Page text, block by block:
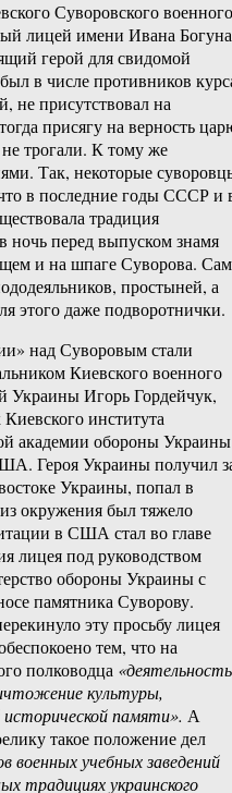
Суворовского военного
лицей имени Ивана Богуна
герой для свидомой
в числе противников
не присутствовал на
присягу на верность
трогали. К тому же
Так, некоторые
в последние годы СССР и
традиция
перед выпуском знамя
и на шпаге Суворова.
простыней, а
этого даже подворотнички.
над Суворовым стали
Киевского военного
Украины Игорь Гордейчук,
института
академии обороны Украины
Героя Украины получил
Украины, попал в
окружения был тяжело
в США стал во главе
лицея под руководством
обороны Украины с
памятника Суворову.
эту просьбу лицея
тем, что на
полководца «деятельность
культуры,
исторической памяти». А
такое положение дел
военных учебных заведений
традициях украинского